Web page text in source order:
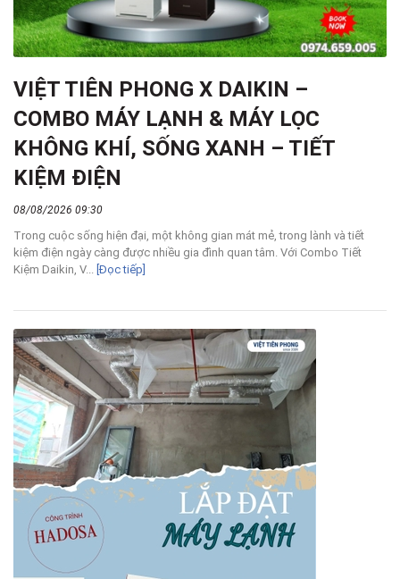
VIỆT TIÊN PHONG X DAIKIN –
COMBO MÁY LẠNH & MÁY LỌC
KHÔNG KHÍ, SỐNG XANH – TIẾT
KIỆM ĐIỆN
08/08/2026 09:30
Trong cuộc sống hiện đại, một không gian mát mẻ, trong lành và tiết
kiệm điện ngày càng được nhiều gia đình quan tâm. Với Combo Tiết
Kiệm Daikin, V... [Đọc tiếp]